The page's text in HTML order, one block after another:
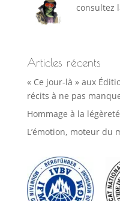
consultez
Articles récents
« Ce jour-là » aux
récits à ne pas
Hommage à la
L’émotion, moteur du